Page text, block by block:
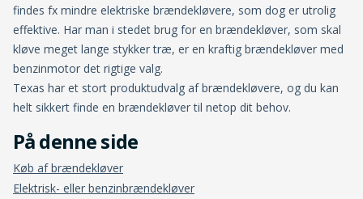
findes fx mindre elektriske brændekløvere, som dog er utrolig
effektive. Har man i stedet brug for en brændekløver, som skal
kløve meget lange stykker træ, er en kraftig brændekløver med
benzinmotor det rigtige valg.
Texas har et stort produktudvalg af brændekløvere, og du kan
helt sikkert finde en brændekløver til netop dit behov.
Køb af brændekløver
Elektrisk- eller benzinbrændekløver